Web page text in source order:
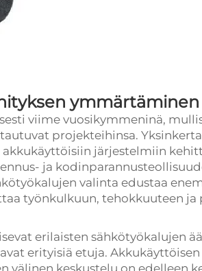
ymmärtäminen
viime vuosikymmeninä,
projekteihinsa.
järjestelmiin
ja
valinta edustaa
työnkulkuun, tehokkuuteen ja
erilaisten sähkötyökalujen
erityisiä etuja. Akkukäyttöisen
keskustelu on edelleen